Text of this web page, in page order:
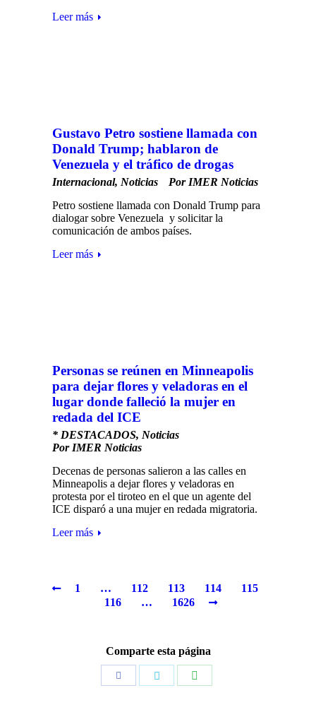
Leer más
Gustavo Petro sostiene llamada con
Donald Trump; hablaron de
Venezuela y el tráfico de drogas
Internacional, Noticias Por IMER Noticias
Petro sostiene llamada con Donald Trump para
dialogar sobre Venezuela y solicitar la
comunicación de ambos países.
Leer más
Personas se reúnen en Minneapolis
para dejar flores y veladoras en el
lugar donde falleció la mujer en
redada del ICE
* DESTACADOS, Noticias
Por IMER Noticias
Decenas de personas salieron a las calles en
Minneapolis a dejar flores y veladoras en
protesta por el tiroteo en el que un agente del
ICE disparó a una mujer en redada migratoria.
Leer más
1 … 112 113 114
115
116
… 1626
Comparte esta página
CompartirCompartir